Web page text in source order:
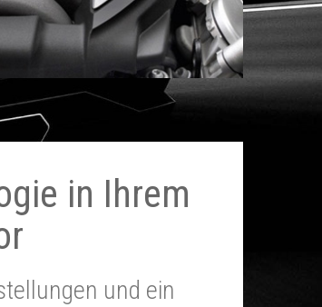
in Ihrem
und ein